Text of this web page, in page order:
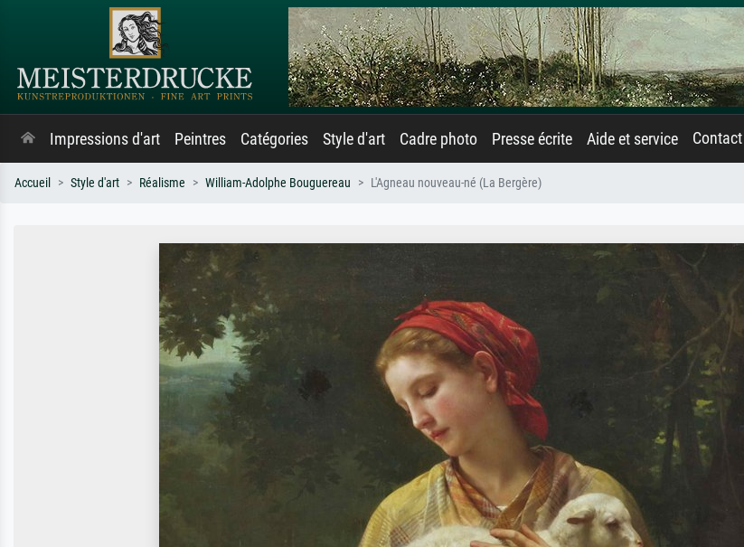
Impressions d'art Peintres Catégories Style d'art Cadre photo Presse écrite Aide et service Contact
Accueil Style d'art Réalisme William-Adolphe Bouguereau L'Agneau nouveau-né (La Bergère)